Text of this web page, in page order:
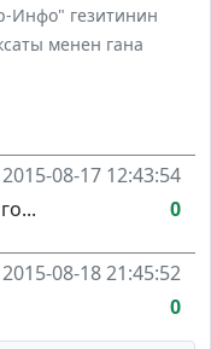
Инфо" гезитинин
менен гана
2015-08-17 12:43:54
0
2015-08-18 21:45:52
0